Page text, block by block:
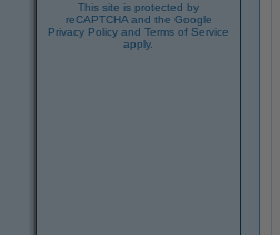
This site is protected by
reCAPTCHA and the Google
Privacy Policy and Terms of Service
apply.